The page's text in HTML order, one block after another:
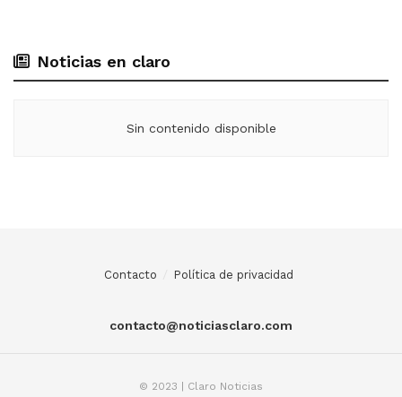
Noticias en claro
Sin contenido disponible
Contacto Política de privacidad
contacto@noticiasclaro.com
© 2023 | Claro Noticias